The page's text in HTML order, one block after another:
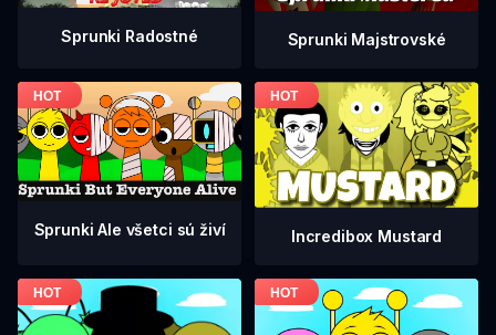
Sprunki Radostné Sprunki Majstrovské
Sprunki Ale všetci sú živí Incredibox Mustard